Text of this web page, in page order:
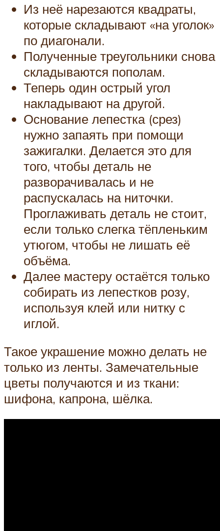
Из неё нарезаются квадраты,
которые складывают «на уголок»
по диагонали.
Полученные треугольники снова
складываются пополам.
Теперь один острый угол
накладывают на другой.
Основание лепестка (срез)
нужно запаять при помощи
зажигалки. Делается это для
того, чтобы деталь не
разворачивалась и не
распускалась на ниточки.
Проглаживать деталь не стоит,
если только слегка тёпленьким
утюгом, чтобы не лишать её
объёма.
Далее мастеру остаётся только
собирать из лепестков розу,
используя клей или нитку с
иглой.
Такое украшение можно делать не
только из ленты. Замечательные
цветы получаются и из ткани:
шифона, капрона, шёлка.